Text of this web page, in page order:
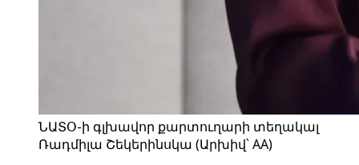
ՆԱՏՕ-ի գլխավոր քարտուղարի տեղակալ
Ռադմիլա Շեկերինսկա (Արխիվ՝ AA)